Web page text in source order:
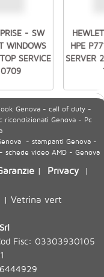
- SW
WINDOWS
SERVICE
HPE
SERVER
Genova - call of duty -
ricondizionati Genova - Pc
- stampanti Genova -
schede video AMD - Genova
| Privacy|
Vetrina vert
Fisc: 03303930105